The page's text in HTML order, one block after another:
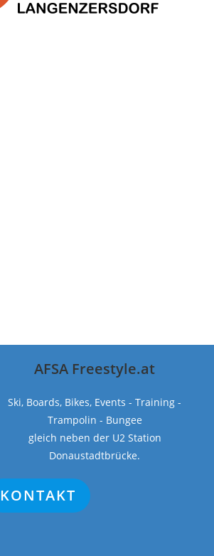
AFSA Freestyle.at
Ski, Boards, Bikes, Events - Training -
Trampolin - Bungee
gleich neben der U2 Station
Donaustadtbrücke.
KONTAKT